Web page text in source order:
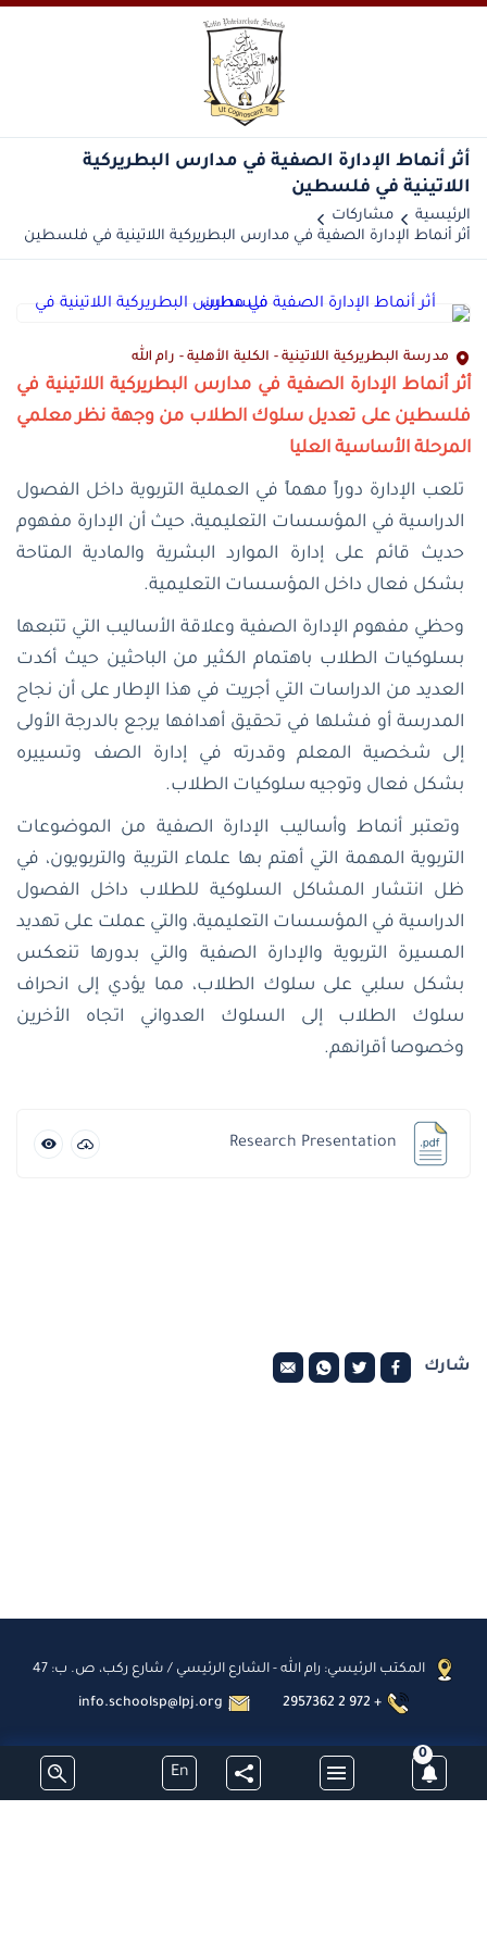
0
En
أثر أنماط الإدارة الصفية في مدارس البطريركية
اللاتينية في فلسطين
الرئيسية
مشاركات
أثر أنماط الإدارة الصفية في مدارس البطريركية اللاتينية في فلسطين
مدرسة البطريركية اللاتينية - الكلية الأهلية - رام الله
أثر أنماط الإدارة الصفية في مدارس البطريركية اللاتينية في
فلسطين على تعديل سلوك الطلاب من وجهة نظر معلمي
المرحلة الأساسية العليا
تلعب الإدارة دوراً مهماً في العملية التربوية داخل الفصول
الدراسية في المؤسسات التعليمية، حيث أن الإدارة مفهوم
حديث قائم على إدارة الموارد البشرية والمادية المتاحة
بشكل فعال داخل المؤسسات التعليمية.
وحظي مفهوم الإدارة الصفية وعلاقة الأساليب التي تتبعها
بسلوكيات الطلاب باهتمام الكثير من الباحثين حيث أكدت
العديد من الدراسات التي أجريت في هذا الإطار على أن نجاح
المدرسة أو فشلها في تحقيق أهدافها يرجع بالدرجة الأولى
إلى شخصية المعلم وقدرته في إدارة الصف وتسييره
بشكل فعال وتوجيه سلوكيات الطلاب.
وتعتبر أنماط وأساليب الإدارة الصفية من الموضوعات
التربوية المهمة التي أهتم بها علماء التربية والتربويون، في
ظل انتشار المشاكل السلوكية للطلاب داخل الفصول
الدراسية في المؤسسات التعليمية، والتي عملت على تهديد
المسيرة التربوية والإدارة الصفية والتي بدورها تنعكس
بشكل سلبي على سلوك الطلاب، مما يؤدي إلى انحراف
سلوك الطلاب إلى السلوك العدواني اتجاه الأخرين
وخصوصا أقرانهم.
Research Presentation
شارك
المكتب الرئيسي: رام الله - الشارع الرئيسي / شارع ركب، ص. ب: 47
2957362 2 972 +
info.schoolsp@lpj.org